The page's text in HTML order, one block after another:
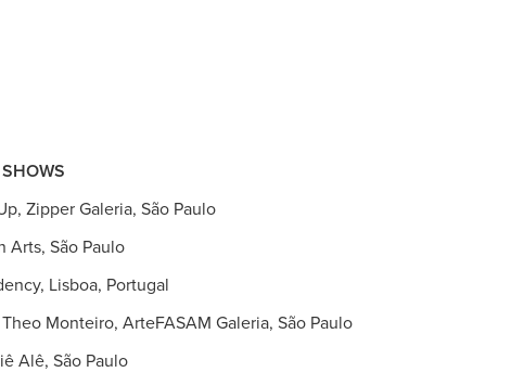
Zipper Galeria, São Paulo
São Paulo
Lisboa, Portugal
Monteiro, ArteFASAM Galeria, São Paulo
São Paulo